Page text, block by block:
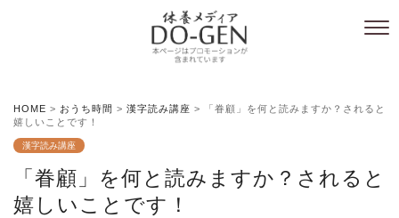
HOME > おうち時間 > 漢字読み講座 >
「眷顧」を何と読みますか？されると
嬉しいことです！
漢字読み講座
「眷顧」を何と読みますか？されると
嬉しいことです！